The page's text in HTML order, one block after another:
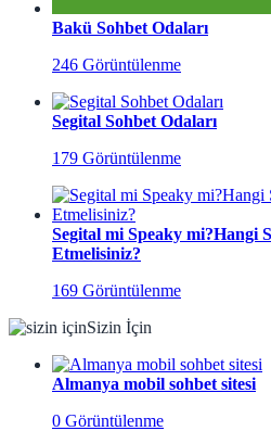
Bakü Sohbet Odaları
246 Görüntülenme
Segital Sohbet Odaları
179 Görüntülenme
Segital mi Speaky mi?Hangi
Etmelisiniz?
169 Görüntülenme
Sizin İçin
Almanya mobil sohbet sitesi
0 Görüntülenme